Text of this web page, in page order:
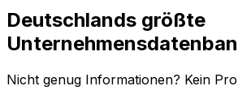
Deutschlands größte
Nicht genug Informationen? Kein